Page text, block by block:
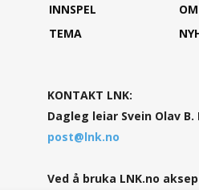
INNSPEL
TEMA
KONTAKT LNK:
Dagleg leiar Svein Olav B.
post@lnk.no
Ved å bruka LNK.no